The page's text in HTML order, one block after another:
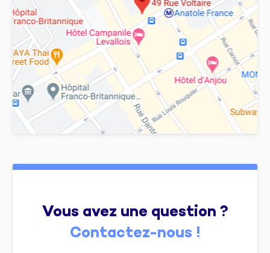
Vous avez une question ?
Contactez-nous !